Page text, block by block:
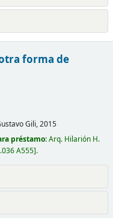
forma de
Gili,2015
préstamo:Arq. Hilarión H.
A555 .